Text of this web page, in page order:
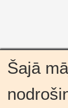
Šajā